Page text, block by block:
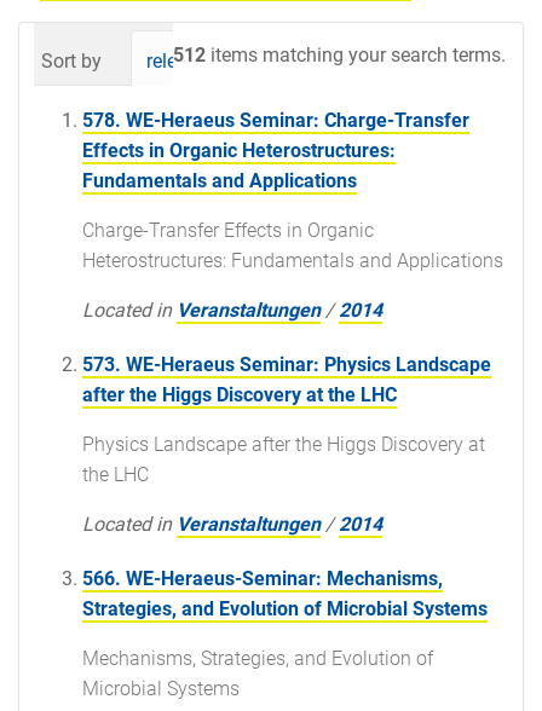
512 items matching your search terms.
Sort by relevance date (newest first)
578. WE-Heraeus Seminar: Charge-Transfer
Effects in Organic Heterostructures:
Fundamentals and Applications
Charge-Transfer Effects in Organic
Heterostructures: Fundamentals and Applications
Located in Veranstaltungen /2014
573. WE-Heraeus Seminar: Physics Landscape
after the Higgs Discovery at the LHC
Physics Landscape after the Higgs Discovery at
the LHC
Located in Veranstaltungen /2014
566. WE-Heraeus-Seminar: Mechanisms,
Strategies, and Evolution of Microbial Systems
Mechanisms, Strategies, and Evolution of
Microbial Systems